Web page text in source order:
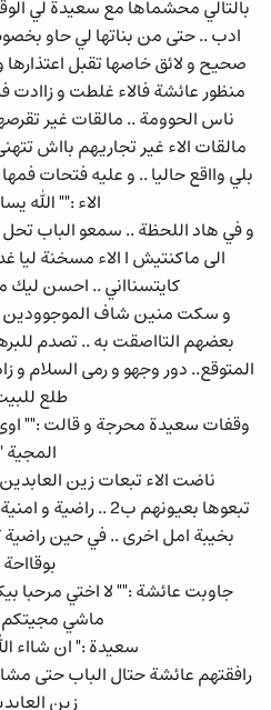
بالتالي محشماها مع سعيدة لي
ادب .. حتى من بناتها لي حاو
صحيح و لائق خاصها تقبل
منظور عائشة فالاء غلطت و زاادت
ناس الحوومة .. مالقات غير
مالقات الاء غير تجاريهم بااش
بلي وااقع حاليا .. و عليه فتحات
الاء :"" الله
و في هاد اللحظة .. سمعو الباب
الى ماكنتيش ا الاء مسخنة ليا
كايتسنااني .. احسن ليك
و سكت منين شاف الموجوودين
بعضهم التااصقت به .. تصدم
المتوقع.. دور وجهو و رمى السلام و
طلع
وقفات سعيدة محرجة و قالت :""
المجية
ناضت الاء تبعات زين
تبعوها بعيونهم ب2 ..
بخيبة امل اخرى .. في حين راضية
جاوبت عائشة :"" لا اختي مرحبا
ماشي
سعيدة :" ان شااء
رافقتهم عائشة حتال الباب حتى
زين